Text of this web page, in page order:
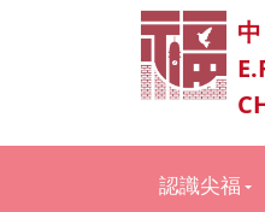
認識尖福